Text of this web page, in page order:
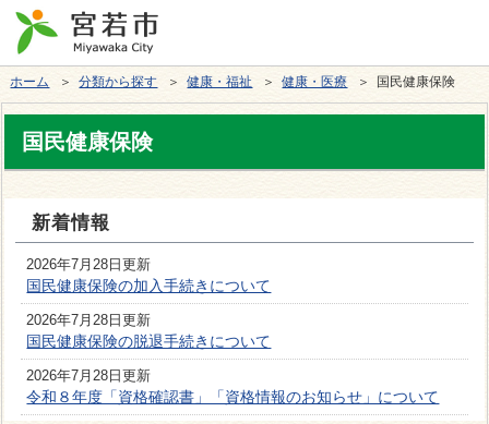
ホーム ＞分類から探す ＞健康・福祉 ＞健康・医療 ＞ 国民健康保険
国民健康保険
新着情報
2026年7月28日更新
国民健康保険の加入手続きについて
2026年7月28日更新
国民健康保険の脱退手続きについて
2026年7月28日更新
令和８年度「資格確認書」「資格情報のお知らせ」について